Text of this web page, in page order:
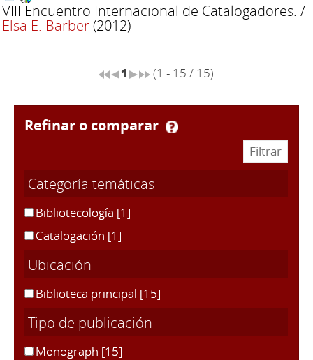
VIII Encuentro Internacional de Catalogadores. /
Elsa E. Barber(2012)
1 (1 - 15 / 15)
refinar o comparar
Categoría temáticas
Bibliotecología [1]
Catalogación [1]
Ubicación
Biblioteca principal [15]
Tipo de publicación
Monograph [15]